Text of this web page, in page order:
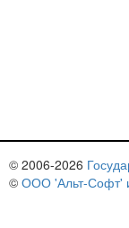
© 2006-2026
© ООО 'Альт-Софт'